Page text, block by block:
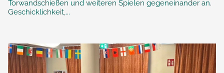
Torwandschießen und weiteren Spielen gegeneinander an.
Geschicklichkeit,...